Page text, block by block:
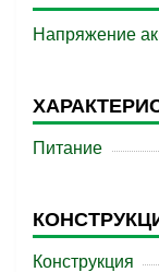
Напряжение
Питание
Конструкция